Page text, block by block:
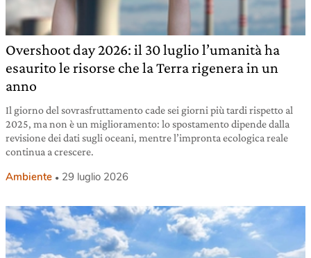
Overshoot day 2026: il 30 luglio l’umanità ha
esaurito le risorse che la Terra rigenera in un
anno
Il giorno del sovrasfruttamento cade sei giorni più tardi rispetto al
2025, ma non è un miglioramento: lo spostamento dipende dalla
revisione dei dati sugli oceani, mentre l’impronta ecologica reale
continua a crescere.
Ambiente 29 luglio 2026